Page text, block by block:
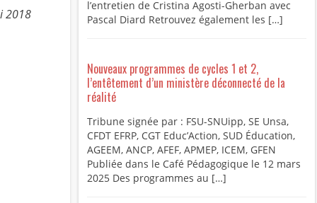
2018
l’entretien de Cristina Agosti-Gherban avec
Pascal Diard Retrouvez également les […]
Nouveaux programmes de cycles 1 et 2,
l’entêtement d’un ministère déconnecté de la
réalité
Tribune signée par : FSU-SNUipp, SE Unsa,
CFDT EFRP, CGT Educ’Action, SUD Éducation,
AGEEM, ANCP, AFEF, APMEP, ICEM, GFEN
Publiée dans le Café Pédagogique le 12 mars
2025 Des programmes au […]